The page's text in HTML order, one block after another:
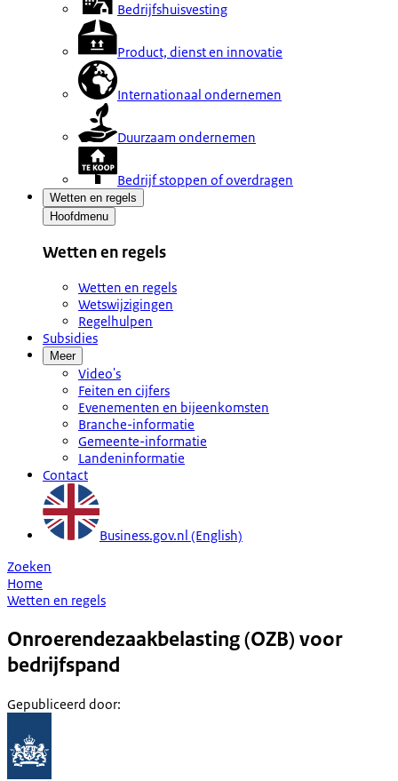
Bedrijfshuisvesting
Product, dienst en innovatie
Internationaal ondernemen
Duurzaam ondernemen
Bedrijf stoppen of overdragen
Wetten en regels
Hoofdmenu
Wetten en regels
Wetten en regels
Wetswijzigingen
Regelhulpen
Subsidies
Meer
Video's
Feiten en cijfers
Evenementen en bijeenkomsten
Branche-informatie
Gemeente-informatie
Landeninformatie
Contact
Business.gov.nl (English)
Zoeken
Home
Wetten en regels
Onroerendezaakbelasting (OZB) voor
bedrijfspand
Gepubliceerd door: